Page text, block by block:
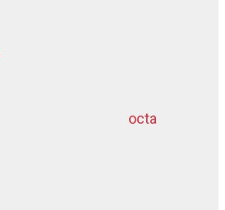
octa
dziļurbums